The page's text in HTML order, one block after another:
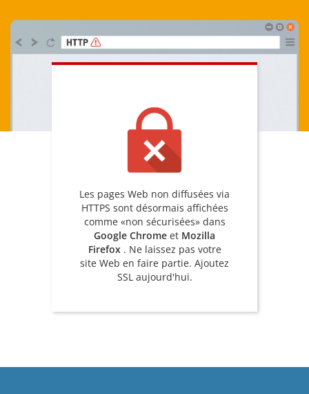
Les pages Web non diffusées via
HTTPS sont désormais affichées
comme «non sécurisées» dans
Google Chrome et Mozilla
Firefox . Ne laissez pas votre
site Web en faire partie. Ajoutez
SSL aujourd'hui.